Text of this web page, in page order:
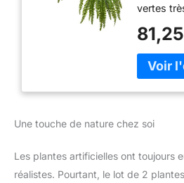
vertes
88,9 cm.
D : 101,6
Une touche de nature chez soi
Les plantes artificielles ont toujours
réalistes. Pourtant, le lot de 2